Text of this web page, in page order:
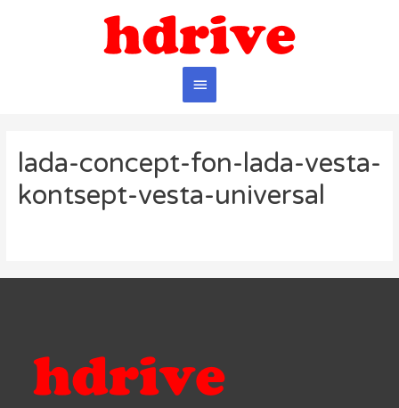
Главное
lada-concept-fon-lada-vesta-
kontsept-vesta-universal